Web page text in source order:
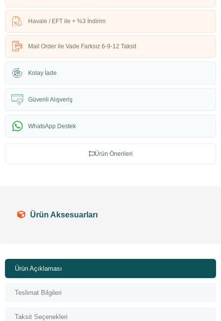
Havale / EFT ile + %3 İndirim
Mail Order ile Vade Farksız 6-9-12 Taksit
Kolay İade
Güvenli Alışveriş
WhatsApp Destek
Ürün Önerileri
Ürün Aksesuarları
Ürün Açıklaması
Teslimat Bilgileri
Taksit Seçenekleri